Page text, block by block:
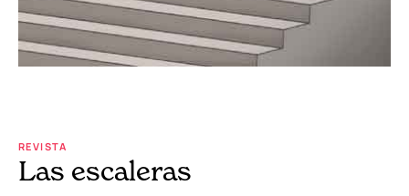
REVISTA
Las escaleras